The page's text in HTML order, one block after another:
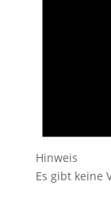
Hinweis
Es gibt keine